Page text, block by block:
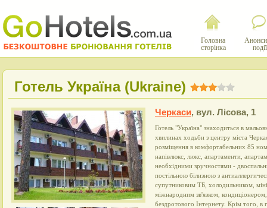
Головна
сторінка
події
Готель Україна (Ukraine)
Черкаси, вул. Лісова, 1
Готель "Україна" знаходиться в
хвилинах ходьби з центру міста
розміщення в комфортабельних 85
напівлюкс, люкс, апартаменти,
необхідними зручностями -
постільною білизною з
супутниковим ТБ, холодильником,
міжнародним зв'язком,
бездротового Інтернету. Крім того,